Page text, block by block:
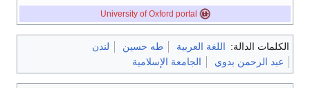
University of Oxford portal
الكلمات الدالة: اللغة العربية طه حسين
لندن
عبد الرحمن بدوي
الجامعة الإسلامية